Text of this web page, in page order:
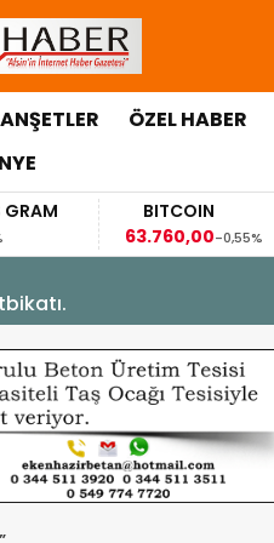
ÖZEL HABER
BITCOIN
63.760,00-0,55%